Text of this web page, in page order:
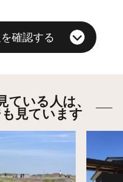
確認する
ている人は、
見ています